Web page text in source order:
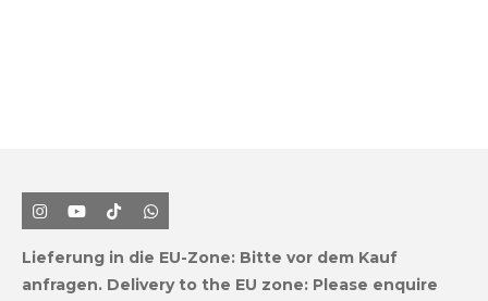
I
n
t
a
Y
o
T
u
T
i
k
T
o
W
h
t
s
Lieferung in die EU-Zone: Bitte vor dem Kauf
anfragen. Delivery to the EU zone: Please enquire